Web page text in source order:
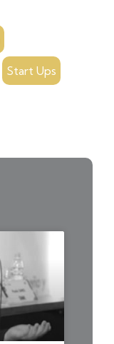
Start Ups